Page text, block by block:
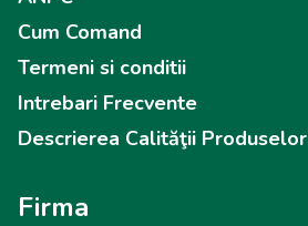
Cum Comand
Termeni si conditii
Intrebari Frecvente
Descrierea Calităţii Produselor
Firma